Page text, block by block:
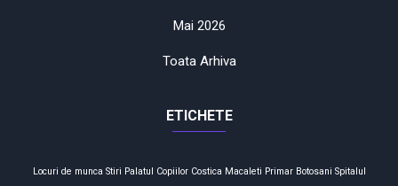
Mai 2026
Toata Arhiva
ETICHETE
Locuri de munca Stiri Palatul Copiilor Costica Macaleti Primar Botosani Spitalul